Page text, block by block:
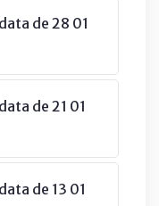
de 28 01
de 21 01
de 13 01